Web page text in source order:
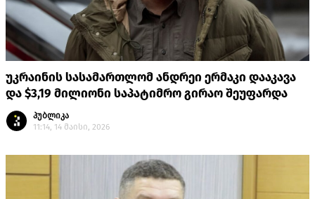
უკრაინის სასამართლომ ანდრეი ერმაკი დააკავა
და $3,19 მილიონი საპატიმრო გირაო შეუფარდა
პუბლიკა
11:14, 14 მაისი, 2026